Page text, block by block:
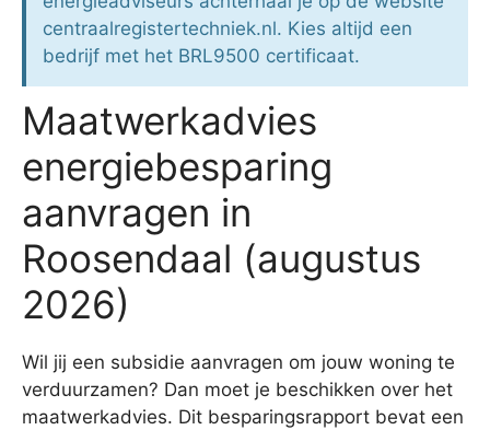
centraalregistertechniek.nl. Kies altijd een
bedrijf met het BRL9500 certificaat.
Maatwerkadvies
energiebesparing
aanvragen in
Roosendaal (augustus
2026)
Wil jij een subsidie aanvragen om jouw woning te
verduurzamen? Dan moet je beschikken over het
maatwerkadvies. Dit besparingsrapport bevat een